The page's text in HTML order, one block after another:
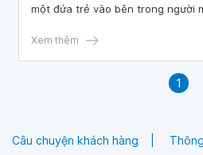
một đứa trẻ vào bên trong người
Xem thêm
1
Câu chuyện khách hàng